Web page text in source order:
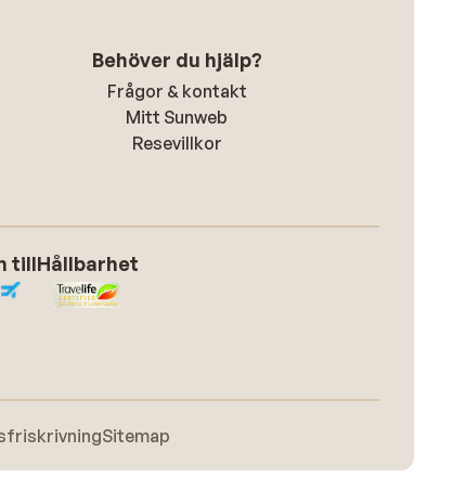
Behöver du hjälp?
Frågor & kontakt
Mitt Sunweb
Resevillkor
tillHållbarhet
Sitemap